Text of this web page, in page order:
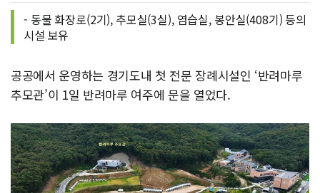
- 동물 화장로(2기), 추모실(3실), 염습실, 봉안실(408기) 등의
시설 보유
공공에서 운영하는 경기도내 첫 전문 장례시설인 ‘반려마루
추모관’이 1일 반려마루 여주에 문을 열었다.